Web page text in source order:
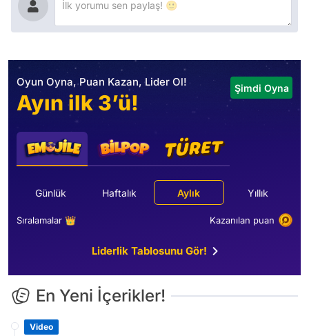
Oyun Oyna, Puan Kazan, Lider Ol!
Ayın ilk 3’ü!
Şimdi Oyna
Günlük Haftalık Aylık Yıllık
Sıralamalar 👑 Kazanılan puan
Liderlik Tablosunu Gör!
En Yeni İçerikler!
Video